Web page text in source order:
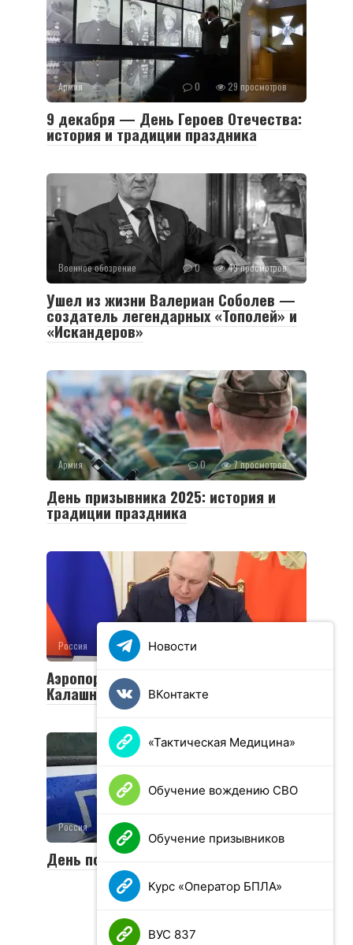
Армия 0 29 просмотров
9 декабря — День Героев Отечества:
история и традиции праздника
Военное обозрение 0 49 просмотров
Ушел из жизни Валериан Соболев —
создатель легендарных «Тополей» и
«Искандеров»
Армия 0 7 просмотров
День призывника 2025: история и
традиции праздника
Россия
Аэропорту Ижевска присвоено имя
Калашникова
Россия
День полиции в России 2025
Новости
ВКонтакте
«Тактическая Медицина»
Обучение вождению СВО
Обучение призывников
Курс «Оператор БПЛА»
ВУС 837